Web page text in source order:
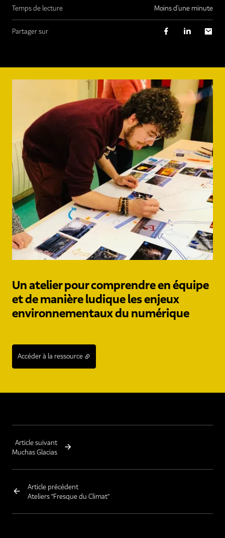
Temps de lecture moins d'une minute
Partager sur
Un atelier pour comprendre en équipe
et de manière ludique les enjeux
environnementaux du numérique
Accéder à la ressource
Article précédent
Ateliers “Fresque du Climat”
Article suivant
Muchas Glacias